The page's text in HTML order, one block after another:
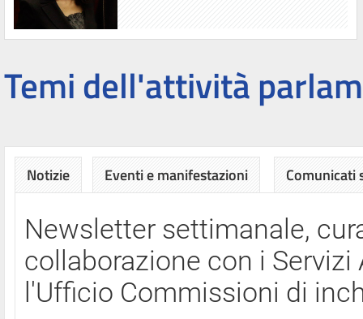
Temi dell'attività
Notizie Eventi e manifestazioni Comunicati
Newsletter settimanale,
collaborazione con i
l'Ufficio Commissioni di